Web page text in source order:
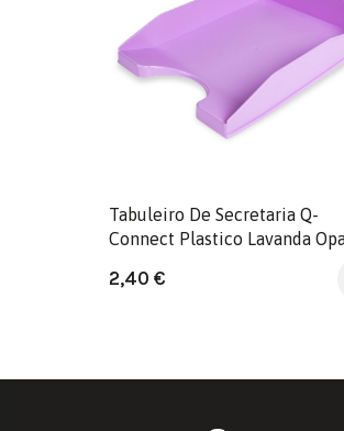
Tabuleiro De Secretaria Q-
Connect Plastico Lavanda
2,40 €